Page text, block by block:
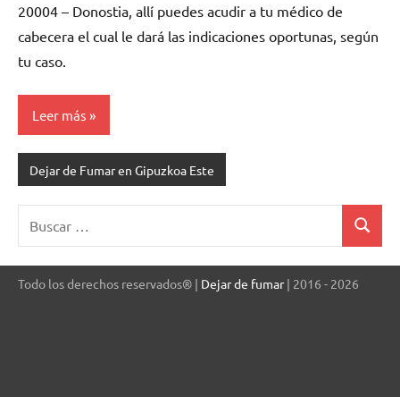
20004 – Donostia, allí puedes acudir a tu médico de
cabecera el cual le dará las indicaciones oportunas, según
tu caso.
Leer más
Dejar de Fumar en Gipuzkoa Este
Buscar
Todo los derechos reservados® | Dejar de fumar| 2016 - 2026